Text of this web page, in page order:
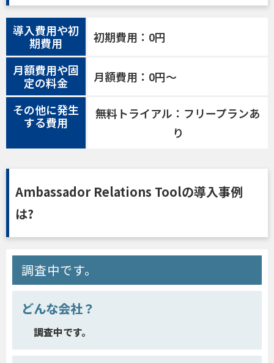
導入費用や初
期費用
初期費用：0円
月額費用や固
定の料金
月額費用：0円～
その他に発生
する費用
無料トライアル：フリープランあ
り
Ambassador Relations Toolの導入事例
は?
調査中です。
どんな会社？
調査中です。